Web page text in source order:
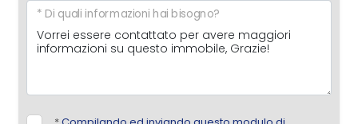
* Di quali informazioni hai bisogno?